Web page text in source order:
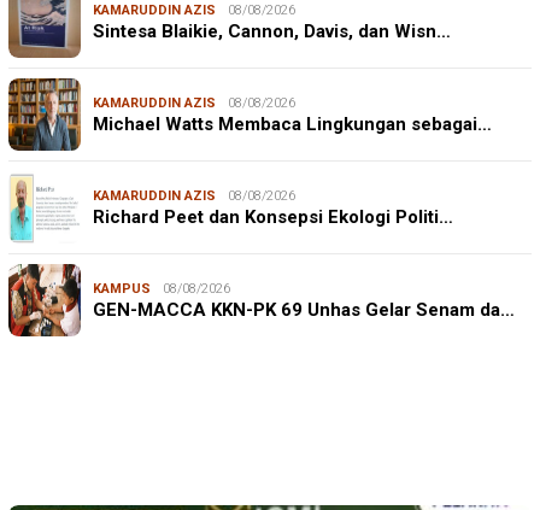
KAMARUDDIN AZIS 08/08/2026
Sintesa Blaikie, Cannon, Davis, dan Wisn…
KAMARUDDIN AZIS 08/08/2026
Michael Watts Membaca Lingkungan sebagai…
KAMARUDDIN AZIS 08/08/2026
Richard Peet dan Konsepsi Ekologi Politi…
KAMPUS 08/08/2026
GEN-MACCA KKN-PK 69 Unhas Gelar Senam da…
JURNALISME WARGA 08/08/2026
Mahasiswa KKN-PK Unhas Edukasi Siswa SD Cegah